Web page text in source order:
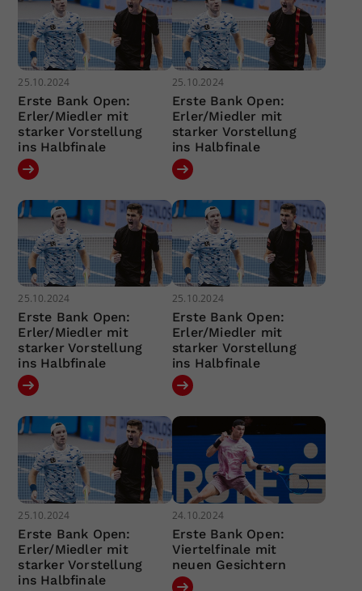
25.10.2024
Erste Bank Open:
Erler/Miedler mit
starker Vorstellung
ins Halbfinale
25.10.2024
Erste Bank Open:
Erler/Miedler mit
starker Vorstellung
ins Halbfinale
25.10.2024
Erste Bank Open:
Erler/Miedler mit
starker Vorstellung
ins Halbfinale
25.10.2024
Erste Bank Open:
Erler/Miedler mit
starker Vorstellung
ins Halbfinale
25.10.2024
Erste Bank Open:
Erler/Miedler mit
starker Vorstellung
ins Halbfinale
24.10.2024
Erste Bank Open:
Viertelfinale mit
neuen Gesichtern